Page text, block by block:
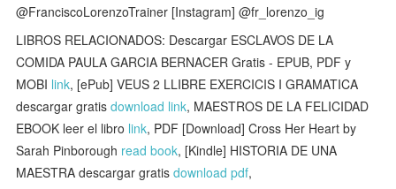
@FranciscoLorenzoTrainer [Instagram] @fr_lorenzo_ig
LIBROS RELACIONADOS: Descargar ESCLAVOS DE LA
COMIDA PAULA GARCIA BERNACER Gratis - EPUB, PDF y
MOBI link, [ePub] VEUS 2 LLIBRE EXERCICIS I GRAMATICA
descargar gratisdownload link, MAESTROS DE LA FELICIDAD
EBOOK leer el libro link, PDF [Download] Cross Her Heart by
Sarah Pinborough read book, [Kindle] HISTORIA DE UNA
MAESTRA descargar gratisdownload pdf,